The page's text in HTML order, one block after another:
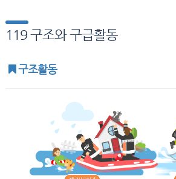
119 구조와 구급활동
구조활동